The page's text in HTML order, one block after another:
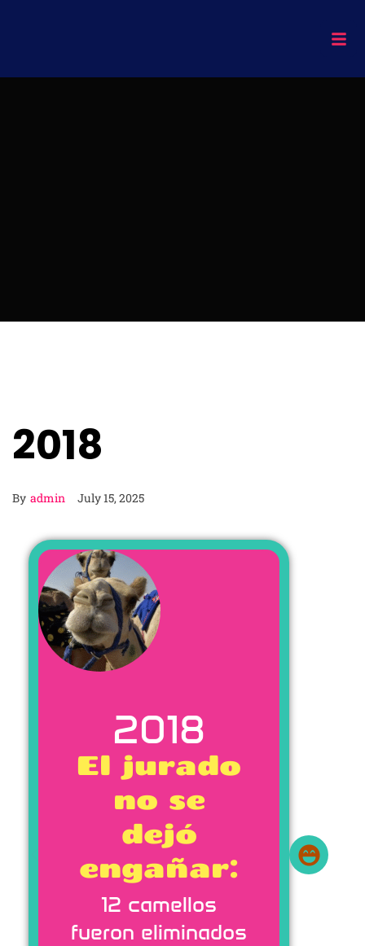
2018
By admin July 15, 2025
2018
El jurado
no se
dejó
engañar:
12 camellos
fueron eliminados